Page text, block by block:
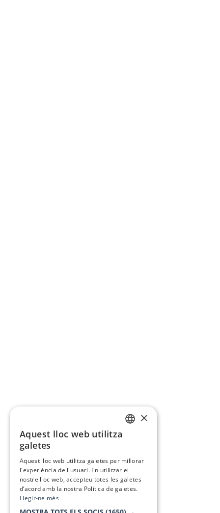
×
Aquest lloc web utilitza
galetes
Aquest lloc web utilitza galetes per millorar
l'experiència de l'usuari. En utilitzar el
nostre lloc web, accepteu totes les galetes
d’acord amb la nostra Política de galetes.
Llegir-ne més